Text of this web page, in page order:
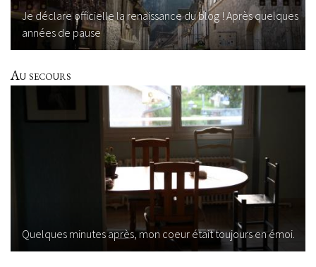
Je déclare officielle la renaissance du blog ! Après quelques
années de pause
Au secours
Quelques minutes après, mon coeur était toujours en émoi.